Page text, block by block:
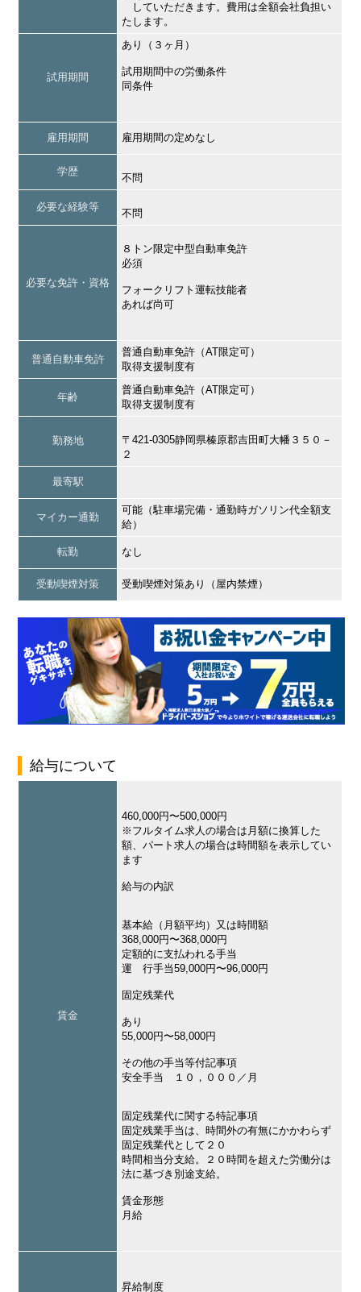
していただきます。費用は全額会社負担い
たします。
試用期間
あり（３ヶ月）
試用期間中の労働条件
同条件
雇用期間 雇用期間の定めなし
学歴
不問
必要な経験等
不問
必要な免許・資格
８トン限定中型自動車免許
必須
フォークリフト運転技能者
あれば尚可
普通自動車免許
普通自動車免許（AT限定可）
取得支援制度有
年齢
普通自動車免許（AT限定可）
取得支援制度有
勤務地
〒421-0305静岡県榛原郡吉田町大幡３５０－
２
最寄駅
マイカー通勤
可能（駐車場完備・通勤時ガソリン代全額支
給）
転勤 なし
受動喫煙対策 受動喫煙対策あり（屋内禁煙）
給与について
賃金
460,000円〜500,000円
※フルタイム求人の場合は月額に換算した
額、パート求人の場合は時間額を表示してい
ます
給与の内訳
基本給（月額平均）又は時間額
368,000円〜368,000円
定額的に支払われる手当
運 行手当59,000円〜96,000円
固定残業代
あり
55,000円〜58,000円
その他の手当等付記事項
安全手当 １０，０００／月
固定残業代に関する特記事項
固定残業手当は、時間外の有無にかかわらず
固定残業代として２０
時間相当分支給。２０時間を超えた労働分は
法に基づき別途支給。
賃金形態
月給
昇給制度